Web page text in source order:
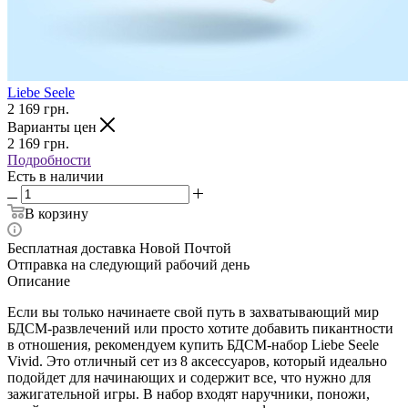
Liebe Seele
2 169 грн.
Варианты цен
2 169 грн.
Подробности
Есть в наличии
В корзину
Бесплатная доставка Новой Почтой
Отправка на следующий рабочий день
Описание
Если вы только начинаете свой путь в захватывающий мир
БДСМ-развлечений или просто хотите добавить пикантности
в отношения, рекомендуем купить БДСМ-набор Liebe Seele
Vivid. Это отличный сет из 8 аксессуаров, который идеально
подойдет для начинающих и содержит все, что нужно для
зажигательной игры. В набор входят наручники, поножи,